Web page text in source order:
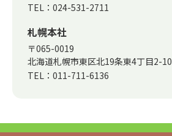
TEL： 024-531-2711
札幌本社
〒065-0019
北海道札幌市東区北19条東4丁目2-10
TEL： 011-711-6136